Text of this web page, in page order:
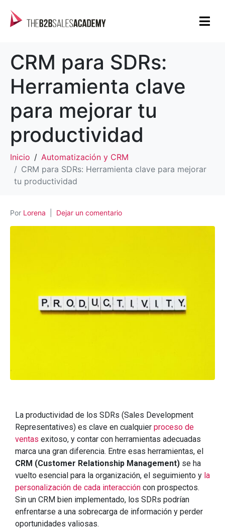
CRM para SDRs:
Herramienta clave
para mejorar tu
productividad
Inicio
Automatización y CRM
CRM para SDRs: Herramienta clave para mejorar
tu productividad
Por Lorena Dejar un comentario
La productividad de los SDRs (Sales Development
Representatives) es clave en cualquier proceso de
ventas exitoso, y contar con herramientas adecuadas
marca una gran diferencia. Entre esas herramientas, el
CRM (Customer Relationship Management) se ha
vuelto esencial para la organización, el seguimiento y la
personalización de cada interacción con prospectos.
Sin un CRM bien implementado, los SDRs podrían
enfrentarse a una sobrecarga de información y perder
oportunidades valiosas.